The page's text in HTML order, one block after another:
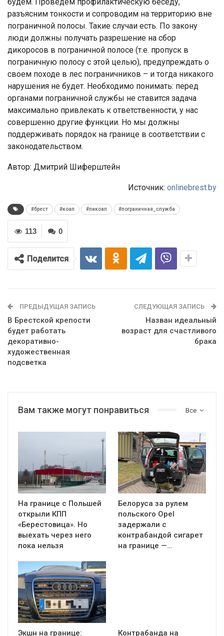
разъясним тонкости и сопроводим на территорию вне
пограничной полосы. Такие случаи есть. По закону
люди должны получать разрешение на сбор
дикоросов в пограничной полосе (т.е. пропуск в
пограничную полосу с этой целью), предупреждать о
своем походе в лес пограничников – и тогда никакого
нарушения не будет. Необходимо понимать: перед
органами пограничной службы не ставится задача
максимально привлекать к ответственности, у нас
совершенно другие функции. Но мы должны
поддерживать порядок на границе в соответствии с
законодательством.
Автор: Дмитрий Шиферштейн
Источник: onlinebrest.by
#брест #коап #пикоап #пограничная_служба
0
113
Поделится
ПРЕДЫДУЩАЯ ЗАПИСЬ
В Брестской крепости
будет работать
декоративно-
художественная
подсветка
СЛЕДУЮЩАЯ ЗАПИСЬ
Назван идеальный
возраст для счастливого
брака
Все
Вам также могут понравиться
На границе с Польшей
открыли КПП
«Берестовица». Но
выехать через него
пока нельзя
Белоруса за рулем
польского Opel
задержали с
контрабандой сигарет
на границе —…
Экшн на границе: Контрабанда на